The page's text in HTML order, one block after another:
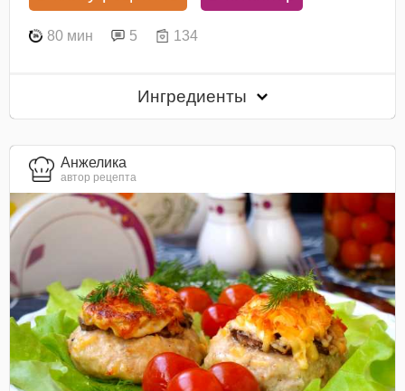
80 мин 5 134
Ингредиенты
Анжелика
автор рецепта